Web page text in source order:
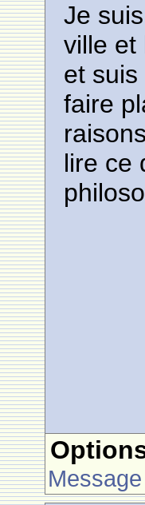
Je
ville et
et
faire
lire ce
Message